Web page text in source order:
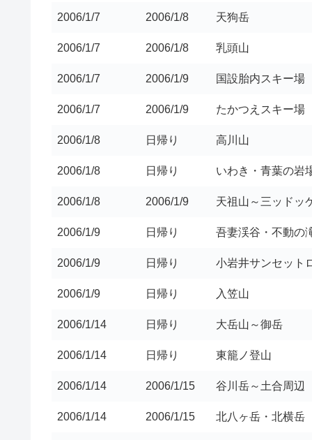
2006/1/7 2006/1/8 天狗岳
2006/1/7 2006/1/8 乳頭山
2006/1/7 2006/1/9 国設胎内スキー場
2006/1/7 2006/1/9 たかつえスキー場
2006/1/8 日帰り 高川山
2006/1/8 日帰り いわき・青葉の岩
2006/1/8 2006/1/9 天祖山～三ッドッ
2006/1/9 日帰り 吾妻渓谷・不動の
2006/1/9 日帰り 小岩井サンセット
2006/1/9 日帰り 入笠山
2006/1/14 日帰り 大岳山～御岳
2006/1/14 日帰り 東籠ノ登山
2006/1/14 2006/1/15 谷川岳～土合周辺
2006/1/14 2006/1/15 北八ヶ岳・北横岳